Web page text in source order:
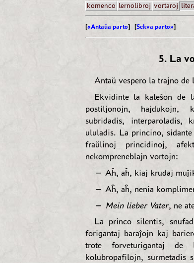
komenco lernolibroj vortaroj
[«Antaŭa parto] [Sekva parto»]
5. La
Antaŭ vespero la trajno de
Ekvidinte la kaleŝon de
postiljonojn, hajdukojn,
subridadis,
ululadis. La princino,
fraŭlinoj princidinoj,
nekompreneblajn vortojn:
— Aĥ, aĥ, kiaj krudaj
— Aĥ, aĥ, nenia
— Mein lieber Vater, ne
La princo silentis,
forigantaj baraĵojn kaj
trote forveturigantaj de
kolubropafilojn, surmetadis